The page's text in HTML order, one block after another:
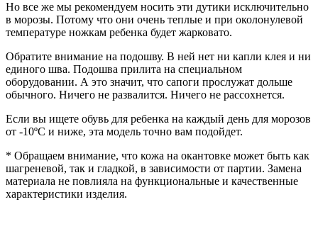
Но все же мы рекомендуем носить эти дутики исключительно
в морозы. Потому что они очень теплые и при околонулевой
температуре ножкам ребенка будет жарковато.
Обратите внимание на подошву. В ней нет ни капли клея и ни
единого шва. Подошва прилита на специальном
оборудовании. А это значит, что сапоги прослужат дольше
обычного. Ничего не развалится. Ничего не рассохнется.
Если вы ищете обувь для ребенка на каждый день для морозов
от -10ºС и ниже, эта модель точно вам подойдет.
* Обращаем внимание, что кожа на окантовке может быть как
шагреневой, так и гладкой, в зависимости от партии. Замена
материала не повлияла на функциональные и качественные
характеристики изделия.